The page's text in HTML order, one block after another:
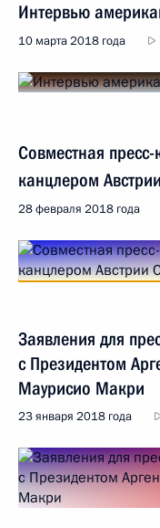
Интервью
10 марта 2018 года
Совместная
канцлером
28 февраля 2018 года
Заявления для
с Президентом
Маурисио Макри
23 января 2018 года